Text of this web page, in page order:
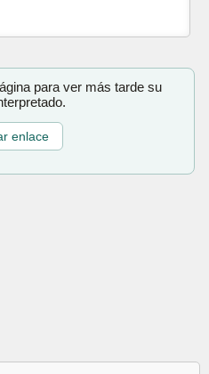
para ver más tarde su
enlace